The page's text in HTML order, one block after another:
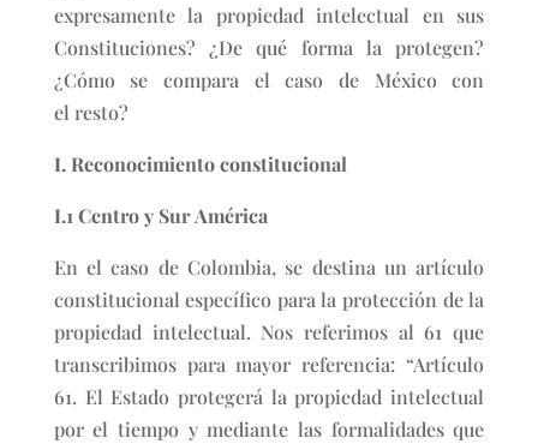
expresamente la propiedad intelectual en sus
Constituciones? ¿De qué forma la protegen?
¿Cómo se compara el caso de México con
el resto?
I. Reconocimiento constitucional
I.1 Centro y Sur América
En el caso de Colombia, se destina un artículo
constitucional específico para la protección de la
propiedad intelectual. Nos referimos al 61 que
transcribimos para mayor referencia: “Artículo
61. El Estado protegerá la propiedad intelectual
por el tiempo y mediante las formalidades que